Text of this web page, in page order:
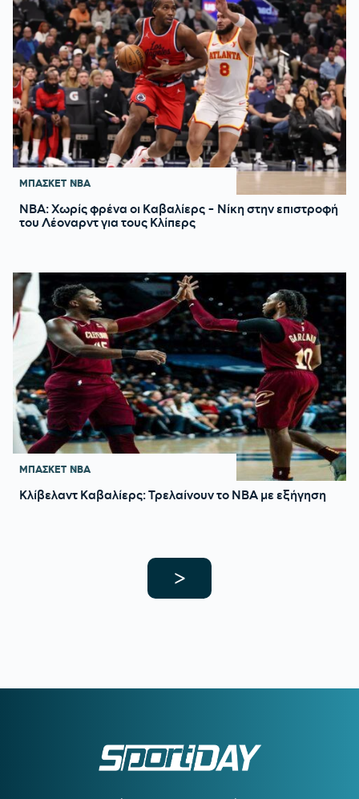
ΜΠΑΣΚΕΤ NBA
NBA: Χωρίς φρένα οι Καβαλίερς - Νίκη στην επιστροφή
του Λέοναρντ για τους Κλίπερς
ΜΠΑΣΚΕΤ NBA
Κλίβελαντ Καβαλίερς: Τρελαίνουν το ΝΒΑ με εξήγηση
>